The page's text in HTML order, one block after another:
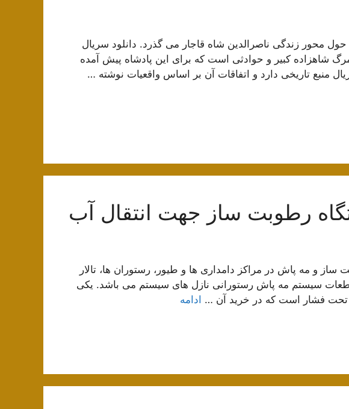
محور زندگی ناصرالدین شاه قاجار می گذرد. دانلود سریال
شاهزاده کبیر و حوادثی است که برای این پادشاه پیش آمده
منبع تاریخی دارد و اتفاقات آن بر اساس واقعیات نوشته …
رطوبت ساز جهت انتقال آب
ساز و مه پاش در مراکز دامداری ها و طیور، رستوران ها، تالار
سیستم مه پاش رستورانی نازل های سیستم می باشد. یکی
تحت فشار است که در خرید آن … ادامه